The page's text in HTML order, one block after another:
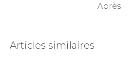
Après
Articles similaires